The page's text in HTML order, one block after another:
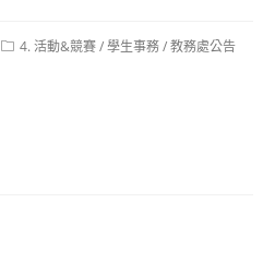
Post4. 活動&競賽/學生事務/教務處公告